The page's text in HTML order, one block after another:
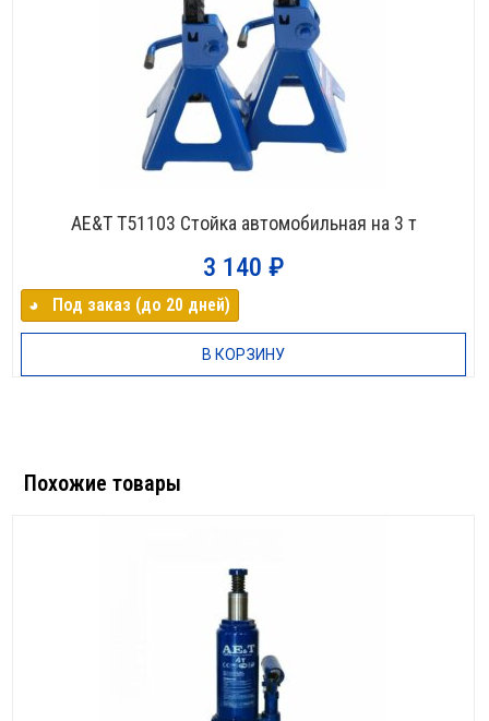
AE&T T51103 Стойка автомобильная на 3 т
3 140 ₽
◕⠀Под заказ (до 20 дней)
В КОРЗИНУ
Похожие товары